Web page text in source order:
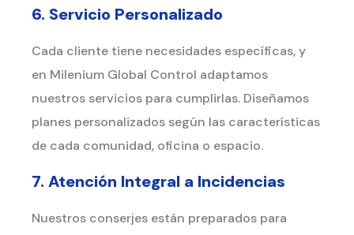
6. Servicio Personalizado
Cada cliente tiene necesidades específicas, y
en Milenium Global Control adaptamos
nuestros servicios para cumplirlas. Diseñamos
planes personalizados según las características
de cada comunidad, oficina o espacio.
7. Atención Integral a Incidencias
Nuestros conserjes están preparados para